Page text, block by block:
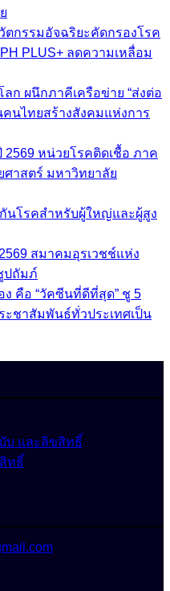
วัตกรรมอัจฉริยะคัดกรองโรค
PLUS+ ลดความเหลื่อม
ก ผนึกภาคีเครือข่าย “ส่งต่อ
นไทยสร้างสังคมแห่งการ
หน่วยโรคติดเชื้อ ภาค
าสตร์ มหาวิทยาลัย
นโรคสำหรับผู้ใหญ่และผู้สูง
สมาคมอุรเวชช์แห่ง
ปถัมภ์
คือ “วัคซีนที่ดีที่สุด” ชู 5
ะชาสัมพันธ์ทั่วประเทศเป็น
บ และลิขสิทธิ์
ทธิ์